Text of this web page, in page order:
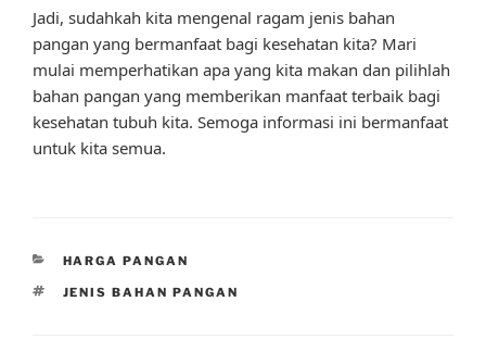
Jadi, sudahkah kita mengenal ragam jenis bahan
pangan yang bermanfaat bagi kesehatan kita? Mari
mulai memperhatikan apa yang kita makan dan pilihlah
bahan pangan yang memberikan manfaat terbaik bagi
kesehatan tubuh kita. Semoga informasi ini bermanfaat
untuk kita semua.
CATEGORIES
HARGA PANGAN
TAGS
JENIS BAHAN PANGAN